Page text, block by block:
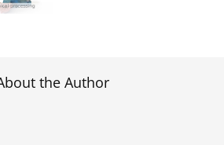
the Author